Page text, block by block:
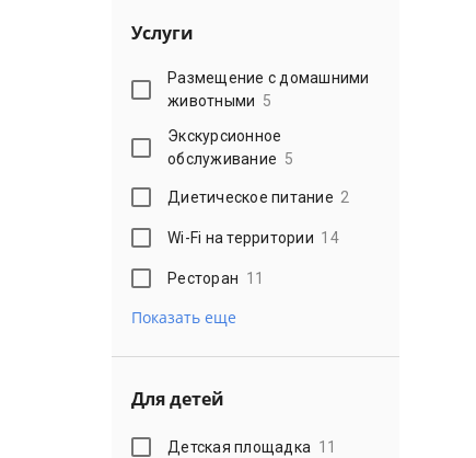
Услуги
Размещение с домашними
животными 5
Экскурсионное
обслуживание 5
Диетическое питание 2
Wi-Fi на территории 14
Ресторан 11
Показать еще
Для детей
Детская площадка 11